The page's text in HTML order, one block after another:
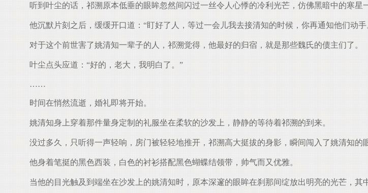
听到叶尘的话，祁溯原本低垂的眼眸忽然间闪过一丝令人心悸的冷利光芒，仿佛黑暗中的寒星
他沉默片刻之后，缓缓开口道：“盯好了人，等过一会儿我去接清知的时候，你再通知他们动
对于这个前世害了姚清知一辈子的人，祁溯觉得，他最好的归宿，就是那些魏氏的债主们了。
叶尘点头应道：“好的，老大，我明白了。”
……
时间在悄然流逝，婚礼即将开始。
姚清知身上穿着那件量身定制的礼服坐在柔软的沙发上，静静的等待着祁溯的到来。
没过多久，只听得一声轻响，房门被轻轻地推开，祁溯高大挺拔的身影，瞬间闯入了姚清知的
他身着笔挺的黑色西装，白色的衬衫搭配黑色蝴蝶结领带，帅气而又优雅。
当他的目光触及到端坐在沙发上的姚清知时，原本深邃的眼眸在刹那间绽放出明亮的光芒，其